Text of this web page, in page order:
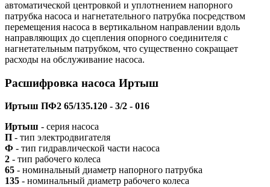
автоматической центровкой и уплотнением напорного
патрубка насоса и нагнетательного патрубка посредством
перемещения насоса в вертикальном направлении вдоль
направляющих до сцепления опорного соединителя с
нагнетательным патрубком, что существенно сокращает
расходы на обслуживание насоса.
Расшифровка насоса Иртыш
Иртыш ПФ2 65/135.120 - 3/2 - 016
Иртыш - серия насоса
П - тип электродвигателя
Ф - тип гидравлической части насоса
2 - тип рабочего колеса
65 - номинальный диаметр напорного патрубка
135 - номинальный диаметр рабочего колеса